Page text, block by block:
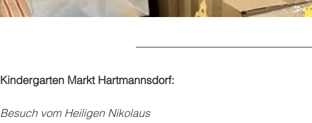
Kindergarten Markt Hartmannsdorf:
Besuch vom Heiligen Nikolaus